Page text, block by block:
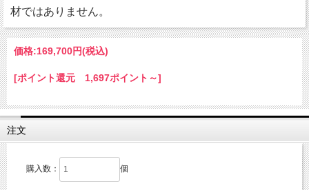
材ではありません。
価格:169,700円(税込)
[ポイント還元 1,697ポイント～]
注文
購入数： 個